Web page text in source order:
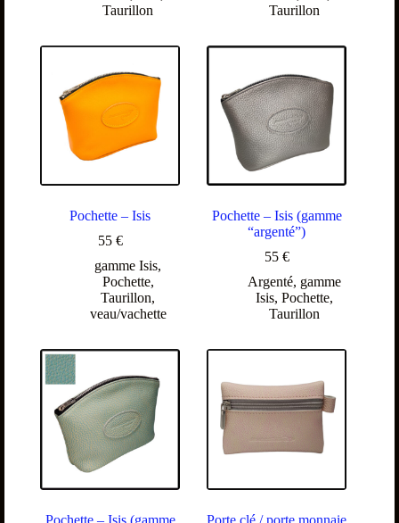
Taurillon
Taurillon
Pochette – Isis
55 €
gamme Isis,
Pochette,
Taurillon,
veau/vachette
Pochette – Isis (gamme
“argenté”)
55 €
Argenté, gamme
Isis,Pochette,
Taurillon
Pochette – Isis (gamme
Porte clé / porte monnaie